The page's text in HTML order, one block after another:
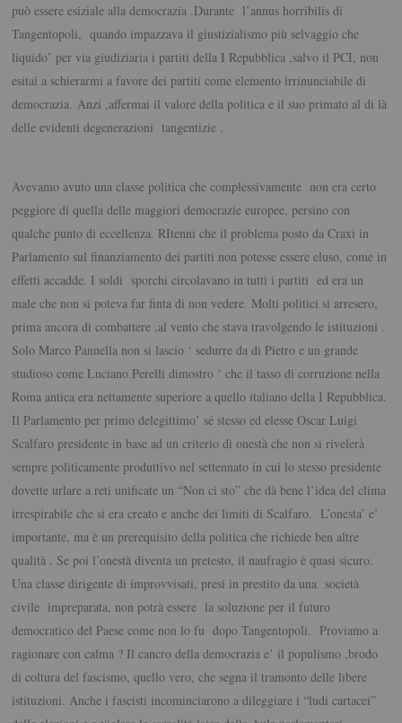
può essere esiziale alla democrazia .Durante l’annus horribilis di
Tangentopoli, quando impazzava il giustizialismo più selvaggio che
liquido’ per via giudiziaria i partiti della I Repubblica ,salvo il PCI, non
esitai a schierarmi a favore dei partiti come elemento irrinunciabile di
democrazia. Anzi ,affermai il valore della politica e il suo primato al di là
delle evidenti degenerazioni tangentizie .
Avevamo avuto una classe politica che complessivamente non era certo
peggiore di quella delle maggiori democrazie europee, persino con
qualche punto di eccellenza. RItenni che il problema posto da Craxi in
Parlamento sul finanziamento dei partiti non potesse essere eluso, come in
effetti accadde. I soldi sporchi circolavano in tutti i partiti ed era un
male che non si poteva far finta di non vedere. Molti politici si arresero,
prima ancora di combattere ,al vento che stava travolgendo le istituzioni .
Solo Marco Pannella non si lascio ‘ sedurre da di Pietro e un grande
studioso come Luciano Perelli dimostro ‘ che il tasso di corruzione nella
Roma antica era nettamente superiore a quello italiano della I Repubblica.
Il Parlamento per primo delegittimo’ sé stesso ed elesse Oscar Luigi
Scalfaro presidente in base ad un criterio di onestà che non si rivelerà
sempre politicamente produttivo nel settennato in cui lo stesso presidente
dovette urlare a reti unificate un “Non ci sto” che dà bene l’idea del clima
irrespirabile che si era creato e anche dei limiti di Scalfaro. L’onesta’ e’
importante, ma è un prerequisito della politica che richiede ben altre
qualità . Se poi l’onestà diventa un pretesto, il naufragio è quasi sicuro.
Una classe dirigente di improvvisati, presi in prestito da una società
civile impreparata, non potrà essere la soluzione per il futuro
democratico del Paese come non lo fu dopo Tangentopoli. Proviamo a
ragionare con calma ? Il cancro della democrazia e’ il populismo ,brodo
di coltura del fascismo, quello vero, che segna il tramonto delle libere
istituzioni. Anche i fascisti incominciarono a dileggiare i “ludi cartacei”